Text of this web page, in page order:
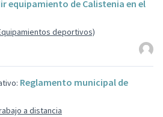
equipamiento de Calistenia en el
deportivos)
Reglamento municipal de
a distancia